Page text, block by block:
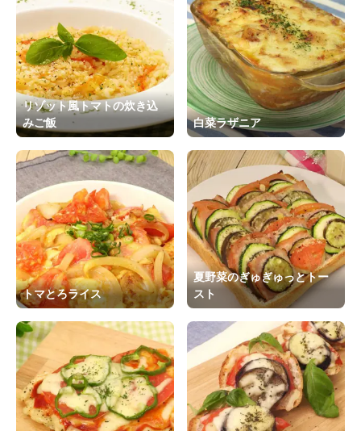
リゾット風トマトの炊き込
みご飯
白菜ラザニア
トマとろライス
夏野菜のぎゅぎゅっとトー
スト